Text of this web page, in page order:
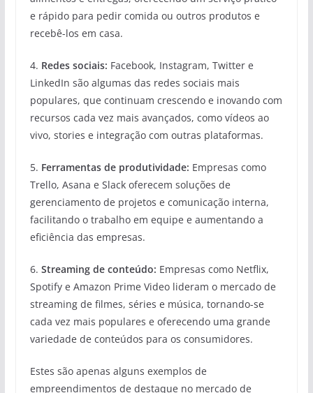
e rápido para pedir comida ou outros produtos e
recebê-los em casa.
4. Redes sociais: Facebook, Instagram, Twitter e
LinkedIn são algumas das redes sociais mais
populares, que continuam crescendo e inovando com
recursos cada vez mais avançados, como vídeos ao
vivo, stories e integração com outras plataformas.
5. Ferramentas de produtividade: Empresas como
Trello, Asana e Slack oferecem soluções de
gerenciamento de projetos e comunicação interna,
facilitando o trabalho em equipe e aumentando a
eficiência das empresas.
6. Streaming de conteúdo: Empresas como Netflix,
Spotify e Amazon Prime Video lideram o mercado de
streaming de filmes, séries e música, tornando-se
cada vez mais populares e oferecendo uma grande
variedade de conteúdos para os consumidores.
Estes são apenas alguns exemplos de
empreendimentos de destaque no mercado de